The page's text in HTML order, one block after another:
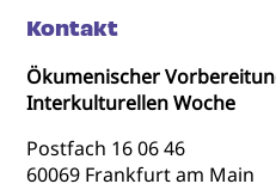
Kontakt
Ökumenischer
Interkulturellen Woche
Postfach 16 06 46
60069 Frankfurt am Main